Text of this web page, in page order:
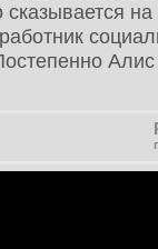
сказывается на